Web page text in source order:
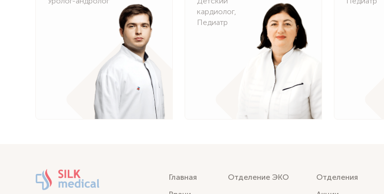
кардиолог,
Педиатр
Главная
Отделение ЭКО
Отделения